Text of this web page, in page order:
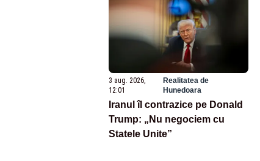
3 aug. 2026,
12:01
Realitatea de
Hunedoara
Iranul îl contrazice pe Donald
Trump: „Nu negociem cu
Statele Unite”